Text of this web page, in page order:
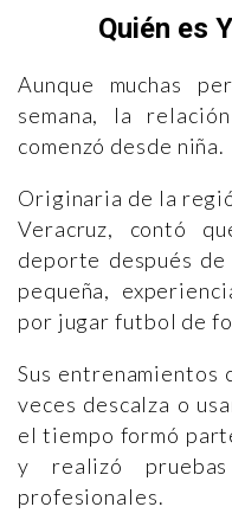
Quién es
Aunque muchas
semana, la
comenzó desde niña.
Originaria de la
Veracruz, contó
deporte después
pequeña,
por jugar futbol de
Sus entrenamientos
veces descalza o
el tiempo formó
y realizó
profesionales.